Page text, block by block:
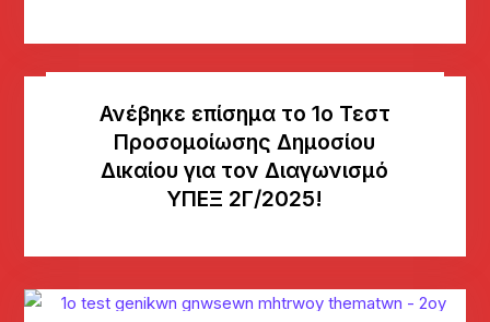
Ανέβηκε επίσημα το 1ο Τεστ
Προσομοίωσης Δημοσίου
Δικαίου για τον Διαγωνισμό
ΥΠΕΞ 2Γ/2025!